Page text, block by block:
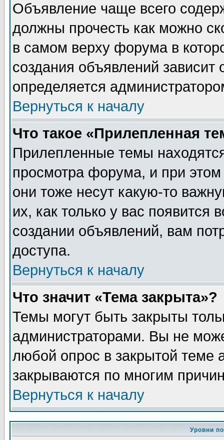
Объявление чаще всего
должны прочесть как можно
в самом верху форума в
создания объявлений зависит
определяется
Вернуться к началу
Что такое «Прилепленная
Прилепленные темы
просмотра форума, и при
они тоже несут какую-то
их, как только у вас появится
создании объявлений, вам
доступа.
Вернуться к началу
Что значит «Тема закрыта»?
Темы могут быть закрыты
администраторами. Вы не
любой опрос в закрытой теме
закрываются по многим
Вернуться к началу
Уровни